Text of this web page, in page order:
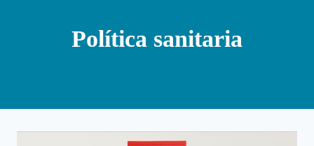
Política sanitaria